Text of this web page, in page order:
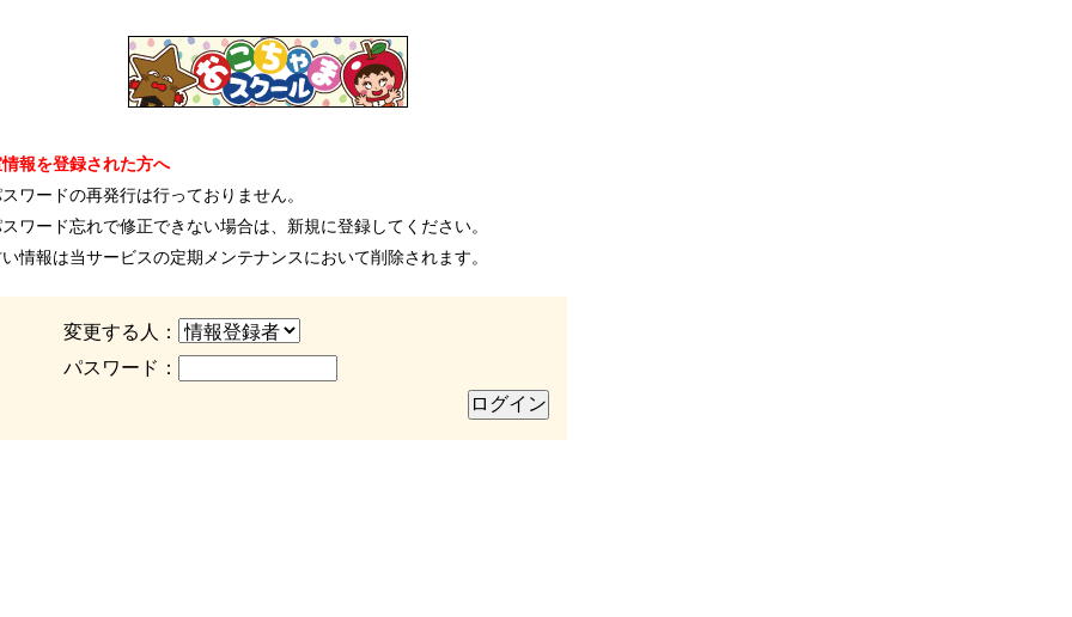
報を登録された方へ
スワードの再発行は行っておりません。
スワード忘れで修正できない場合は、新規に登録してください。
い情報は当サービスの定期メンテナンスにおいて削除されます。
変更する人：
パスワード：